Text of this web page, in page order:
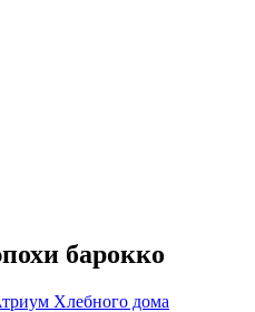
барокко
Хлебного дома